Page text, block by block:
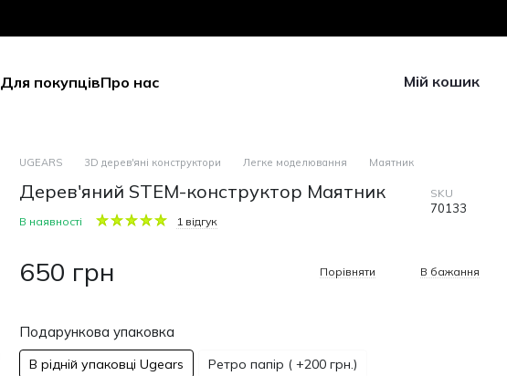
Для покупцівПро нас Мій кошик
UGEARS 3D дерев'яні конструктори Легке моделювання Маятник
Дерев'яний STEM-конструктор Маятник SKU
70133
В наявності 1 відгук
650 грн Порівняти В бажання
Подарункова упаковка
В рідній упаковці Ugears Ретро папір ( +200 грн.)